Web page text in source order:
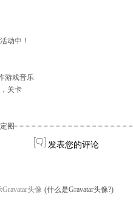
动中！
游戏音乐
关卡
图
发表您的评论
头像 (什么是Gravatar头像?)